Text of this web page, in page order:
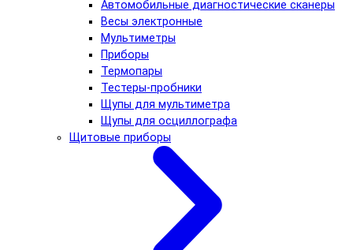
Автомобильные диагностические сканеры
Весы электронные
Мультиметры
Приборы
Термопары
Тестеры-пробники
Щупы для мультиметра
Щупы для осциллографа
Щитовые приборы